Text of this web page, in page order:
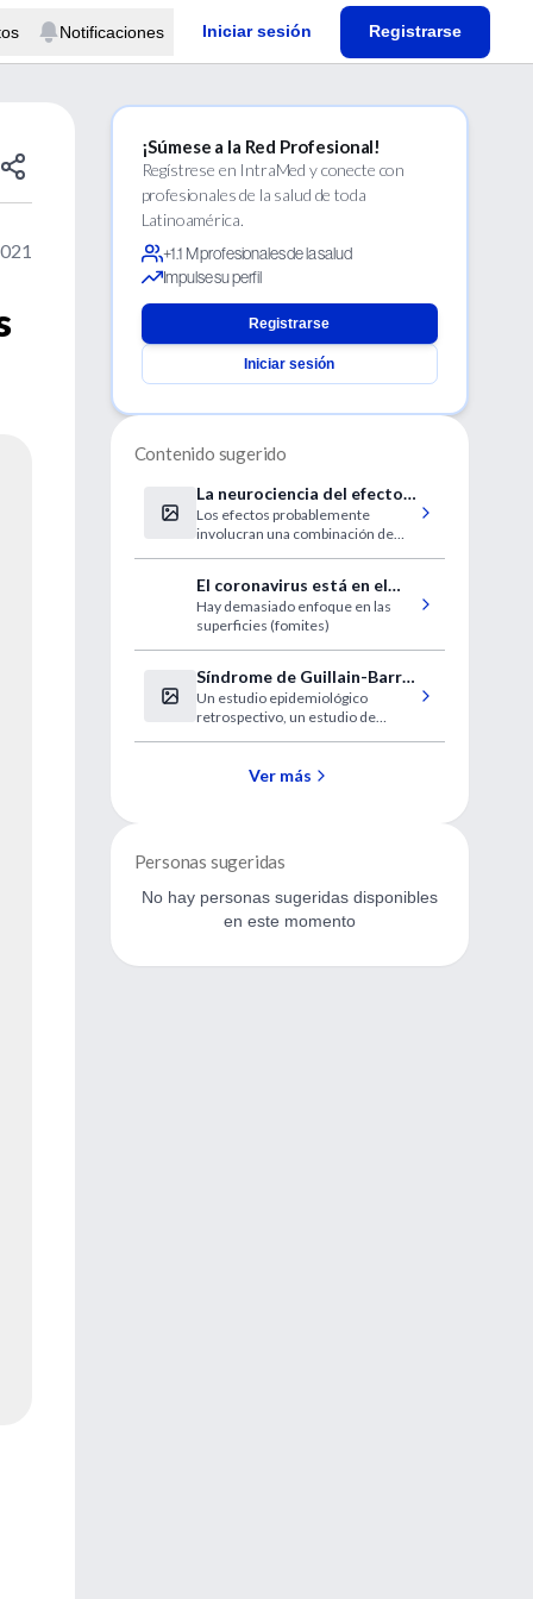
Notificaciones Iniciar sesión Registrarse
¡Súmese a la Red Profesional!
Regístrese en IntraMed y conecte con
profesionales de la salud de toda
Latinoamérica.
+1.1 M profesionales de la salud
Impulse su perfil
Registrarse
Iniciar sesión
Contenido sugerido
La neurociencia del efecto
placebo
Los efectos probablemente
involucran una combinación de
El coronavirus está en el
aire
Hay demasiado enfoque en las
superficies (fomites)
Síndrome de Guillain-Barré
y COVID-19
Un estudio epidemiológico
retrospectivo, un estudio de
proteómica juntos no apoyan una
Ver más
Personas sugeridas
No hay personas sugeridas disponibles
en este momento